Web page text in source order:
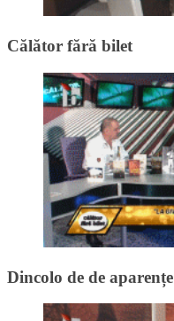
Călător fără bilet
Dincolo de de aparențe